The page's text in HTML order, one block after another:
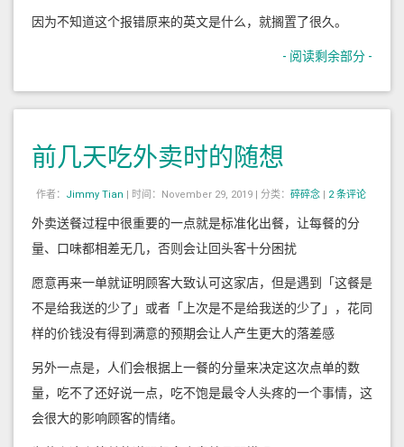
因为不知道这个报错原来的英文是什么，就搁置了很久。
- 阅读剩余部分 -
前几天吃外卖时的随想
作者： Jimmy Tian 时间：November 29, 2019 | 分类： 碎碎念 2 条评论
外卖送餐过程中很重要的一点就是标准化出餐，让每餐的分
量、口味都相差无几，否则会让回头客十分困扰
愿意再来一单就证明顾客大致认可这家店，但是遇到「这餐是
不是给我送的少了」或者「上次是不是给我送的少了」，花同
样的价钱没有得到满意的预期会让人产生更大的落差感
另外一点是，人们会根据上一餐的分量来决定这次点单的数
量，吃不了还好说一点，吃不饱是最令人头疼的一个事情，这
会很大的影响顾客的情绪。